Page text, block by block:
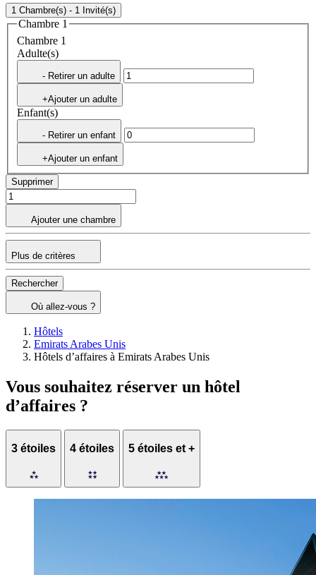
1 Chambre(s) - 1 Invité(s)
Chambre 1
Chambre 1
Adulte(s)
- Retirer un adulte
+Ajouter un adulte
Enfant(s)
- Retirer un enfant
+Ajouter un enfant
Supprimer
Ajouter une chambre
Plus de critères
Rechercher
Où allez-vous ?
Hôtels
Emirats Arabes Unis
Hôtels d’affaires à Emirats Arabes Unis
Vous souhaitez réserver un hôtel
d’affaires ?
3 étoiles 4 étoiles 5 étoiles et +